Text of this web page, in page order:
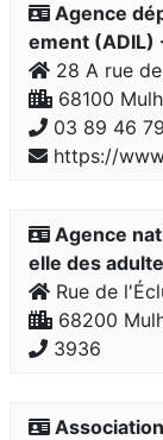
Agence
ement (ADIL)
28 A rue
68100
03 89 46
https://
Agence
elle des
Rue de
68200
3936